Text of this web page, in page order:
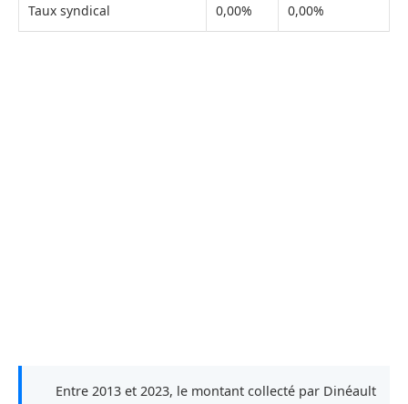
Taux syndical 0,00% 0,00%
Entre 2013 et 2023, le montant collecté par Dinéault